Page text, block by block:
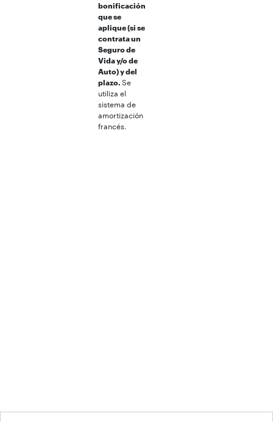
bonificación
que se
aplique (si se
contrata un
Seguro de
Vida y/o de
Auto) y del
plazo. Se
utiliza el
sistema de
amortización
francés.